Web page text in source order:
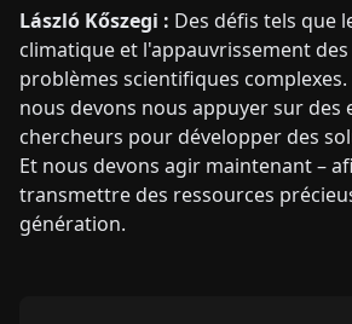
László Kőszegi : Des défis tels que
climatique et l'appauvrissement
problèmes scientifiques
nous devons nous appuyer sur des
chercheurs pour développer des
Et nous devons agir maintenant –
transmettre des ressources
génération.